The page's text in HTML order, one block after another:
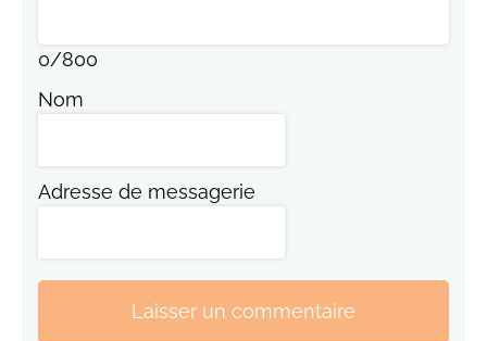
0/800
Nom
Adresse de messagerie
Laisser un commentaire